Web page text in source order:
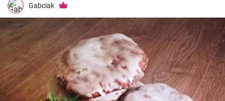
Gabciak